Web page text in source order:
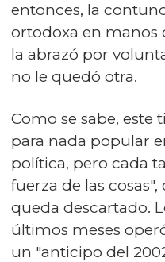
entonces, la
ortodoxa en manos
la abrazó por
no le quedó otra.
Como se sabe, este
para nada popular
política, pero cada
fuerza de las
queda descartado.
últimos meses
un "anticipo del